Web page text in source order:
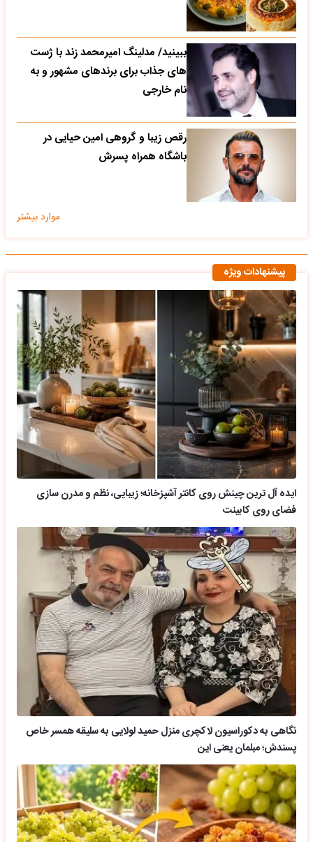
ببینید/ مدلینگ امیرمحمد زند با ژست
های جذاب برای برندهای مشهور و به
نام خارجی
رقص زیبا و گروهی امین حیایی در
باشگاه همراه پسرش
موارد بیشتر
پیشنهادات ویژه
ایده آل ترین چینش روی کانتر آشپزخانه؛ زیبایی، نظم و مدرن سازی
فضای روی کابینت
نگاهی به دکوراسیون لاکچری منزل حمید لولایی به سلیقه همسر خاص
پسندش؛ مبلمان یعنی این